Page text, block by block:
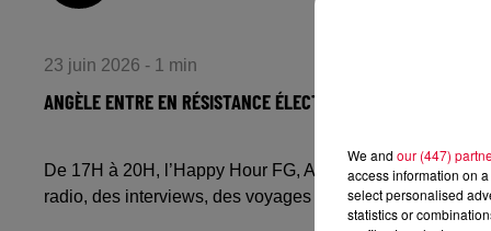
23 juin 2026 - 1 min
ANGÈLE ENTRE EN RÉSISTANCE ÉLECTRONIQUE AVEC « DIS-
De 17H à 20H, l’Happy Hour FG, Avec Antoine Baduel,
radio, des interviews, des voyages de rêve, et les bons
We and our (447)
access information on
select personalised
statistics or